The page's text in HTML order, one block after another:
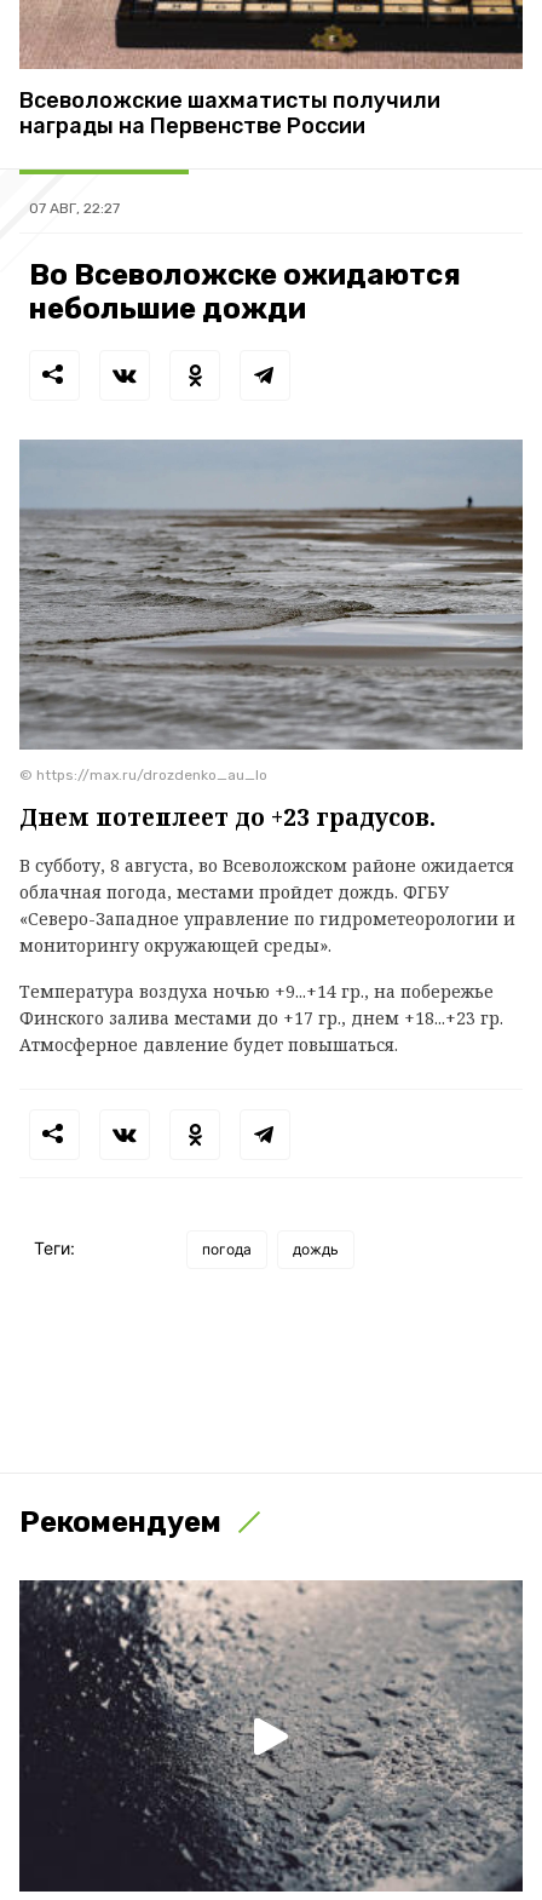
Всеволожские шахматисты получили
награды на Первенстве России
07 АВГ, 22:27
Во Всеволожске ожидаются
небольшие дожди
© https://max.ru/drozdenko_au_lo
Днем потеплеет до +23 градусов.
В субботу, 8 августа, во Всеволожском районе ожидается
облачная погода, местами пройдет дождь. ФГБУ
«Северо-Западное управление по гидрометеорологии и
мониторингу окружающей среды».
Температура воздуха ночью +9...+14 гр., на побережье
Финского залива местами до +17 гр., днем +18...+23 гр.
Атмосферное давление будет повышаться.
Теги: погода дождь
Рекомендуем